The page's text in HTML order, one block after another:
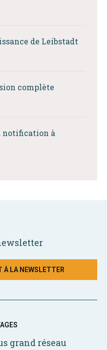
de Leibstadt
complète
notification à
À LA NEWSLETTER
grand réseau